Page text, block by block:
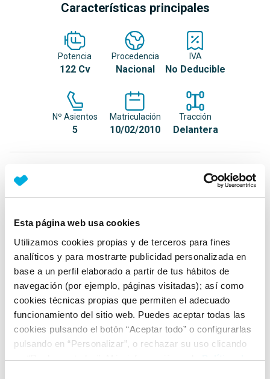
Esta página web usa cookies
Utilizamos cookies propias y de terceros para fines
analíticos y para mostrarte publicidad personalizada en
base a un perfil elaborado a partir de tus hábitos de
navegación (por ejemplo, páginas visitadas); así como
cookies técnicas propias que permiten el adecuado
funcionamiento del sitio web. Puedes aceptar todas las
cookies pulsando el botón “Aceptar todo” o configurarlas
pulsando en “Personalizar”, o rechazar su uso clicando
en “Rechazar todas”. Más información en laPolítica de
Características principales
Potencia
122 Cv
Procedencia
Nacional
IVA
No Deducible
Nº Asientos
5
Matriculación
10/02/2010
Tracción
Delantera
Detalles destacados
Luz en maletero
Display multifunción PLUS
Volante multifunción
+ Ver todos
Ficha técnica
Exterior